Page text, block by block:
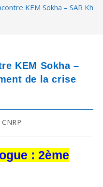
KEM Sokha – SAR
KEM Sokha –
de la crise
CNRP
: 2ème